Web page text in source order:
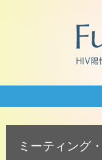
ミーティング